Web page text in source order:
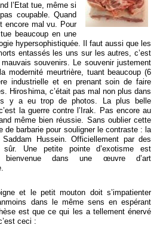
l’Etat tue, même si
coupable. Quand
encore mal vu. Pour
beaucoup en une
hypersophistiquée. Il faut aussi que les
entassés les uns sur les autres, c’est
souvenirs. Le souvenir justement
modernité meurtrière, tuant beaucoup (6
industrielle et en prenant soin de faire
Hiroshima, c’était pas mal non plus dans
y a eu trop de photos. La plus belle
la guerre contre l’Irak. Pas encore au
même bien réussie. Sans oublier cette
de barbarie pour souligner le contraste : la
Saddam Hussein. Officiellement par des
sûr. Une petite pointe d’exotisme est
dans une œuvre d’art
et le petit mouton doit s’impatienter
dans le même sens en espérant
est que ce qui les a tellement énervé
ceci :